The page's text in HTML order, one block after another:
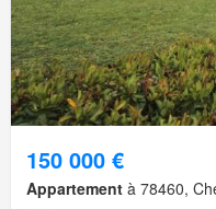
150 000 €
Appartement à 78460,